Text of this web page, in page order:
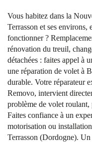
Vous habitez dans la
Terrasson et ses
fonctionner ?
rénovation du treuil,
détachées : faites appel à
une réparation de volet à
durable. Votre réparateur
Removo, intervient
problème de volet roulant,
Faites confiance à un
motorisation ou
Terrasson (Dordogne).